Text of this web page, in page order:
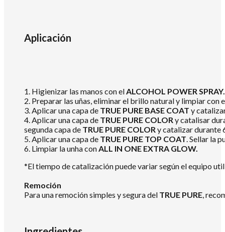
Aplicación
1. Higienizar las manos con elALCOHOL POWER SPRAY.
2. Preparar las uñas, eliminar el brillo natural y limpiar con
3. Aplicar una capa de TRUE PURE BASE COAT y
4. Aplicar una capa de TRUE PURE COLORy catalisar
segunda capa de TRUE PURE COLORy catalizar durante
5. Aplicar una capa de TRUE PURE TOP COAT. Sellar la
6. Limpiar la unha conALL IN ONE EXTRA GLOW.
*El tiempo de catalización puede variar según el equipo
Remoción
Para una remoción simples y segura del TRUE PURE,